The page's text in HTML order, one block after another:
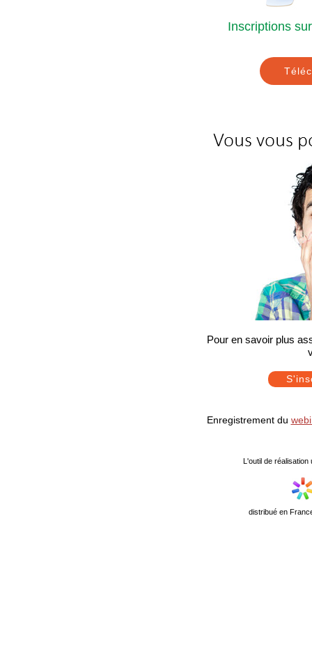
Inscriptions
Pour en savoir plus
Enregistrement du
L'outil de
distribué en